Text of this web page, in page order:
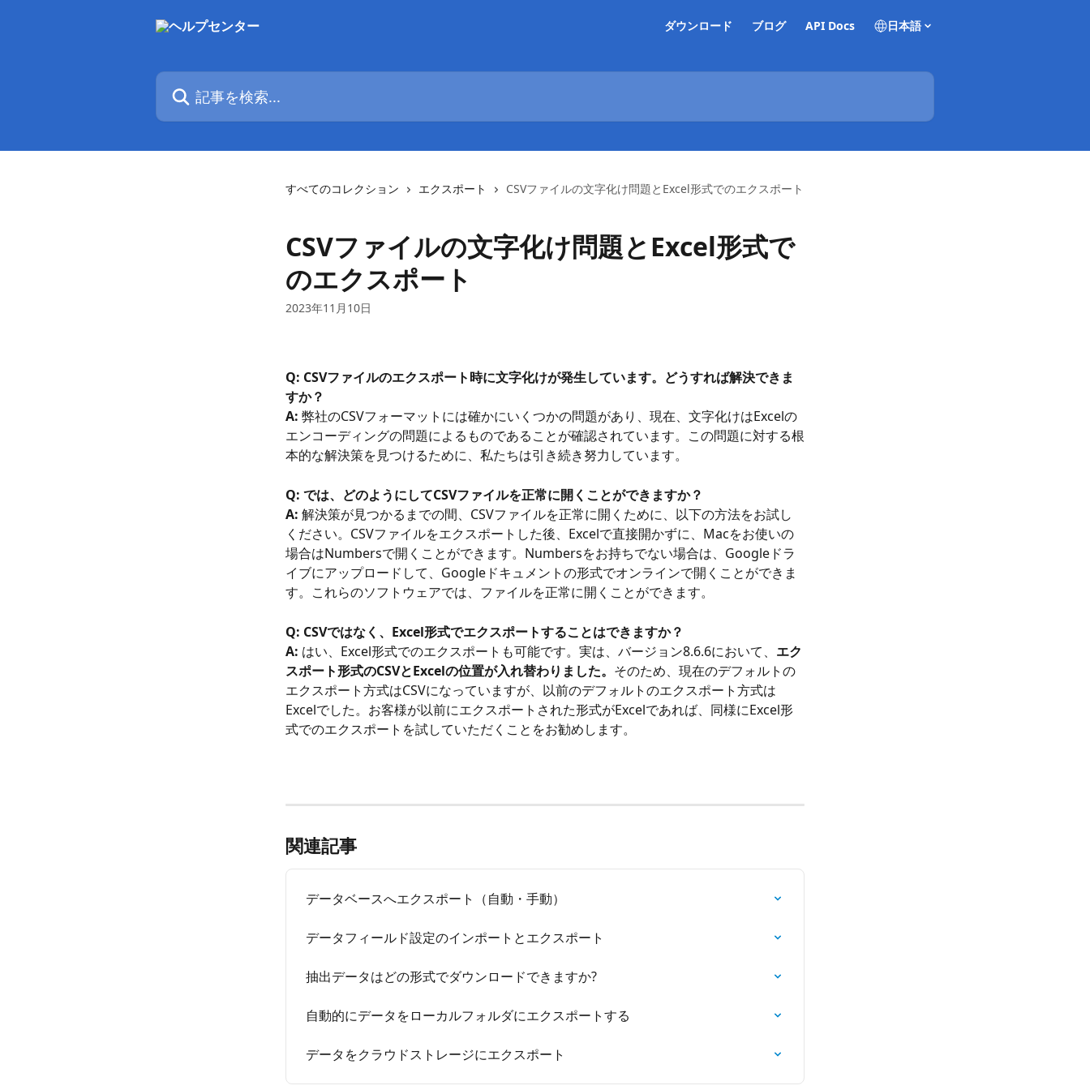
ダウンロード ブログ API Docs 日本語
記事を検索...
すべてのコレクション エクスポート CSVファイルの文字化け問題とExcel形式でのエクスポート
CSVファイルの文字化け問題とExcel形式で
のエクスポート
2023年11月10日
Q: CSVファイルのエクスポート時に文字化けが発生しています。どうすれば解決できま
すか？
A: 弊社のCSVフォーマットには確かにいくつかの問題があり、現在、文字化けはExcelの
エンコーディングの問題によるものであることが確認されています。この問題に対する根
本的な解決策を見つけるために、私たちは引き続き努力しています。
Q: では、どのようにしてCSVファイルを正常に開くことができますか？
A: 解決策が見つかるまでの間、CSVファイルを正常に開くために、以下の方法をお試し
ください。CSVファイルをエクスポートした後、Excelで直接開かずに、Macをお使いの
場合はNumbersで開くことができます。Numbersをお持ちでない場合は、Googleドラ
イブにアップロードして、Googleドキュメントの形式でオンラインで開くことができま
す。これらのソフトウェアでは、ファイルを正常に開くことができます。
Q: CSVではなく、Excel形式でエクスポートすることはできますか？
A: はい、Excel形式でのエクスポートも可能です。実は、バージョン8.6.6において、 エク
スポート形式のCSVとExcelの位置が入れ替わりました。 そのため、現在のデフォルトの
エクスポート方式はCSVになっていますが、以前のデフォルトのエクスポート方式は
Excelでした。お客様が以前にエクスポートされた形式がExcelであれば、同様にExcel形
式でのエクスポートを試していただくことをお勧めします。
関連記事
データベースへエクスポート（自動・手動）
データフィールド設定のインポートとエクスポート
抽出データはどの形式でダウンロードできますか?
自動的にデータをローカルフォルダにエクスポートする
データをクラウドストレージにエクスポート